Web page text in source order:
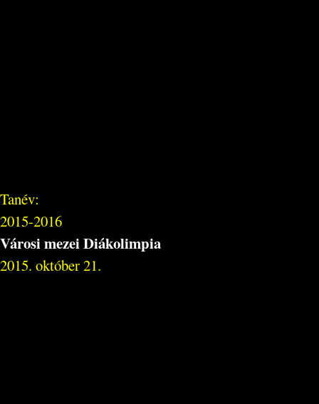
Tanév:
2015-2016
Városi mezei Diákolimpia
2015. október 21.